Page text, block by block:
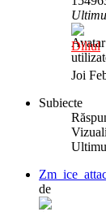
Diliul
Joi
Subiecte
de